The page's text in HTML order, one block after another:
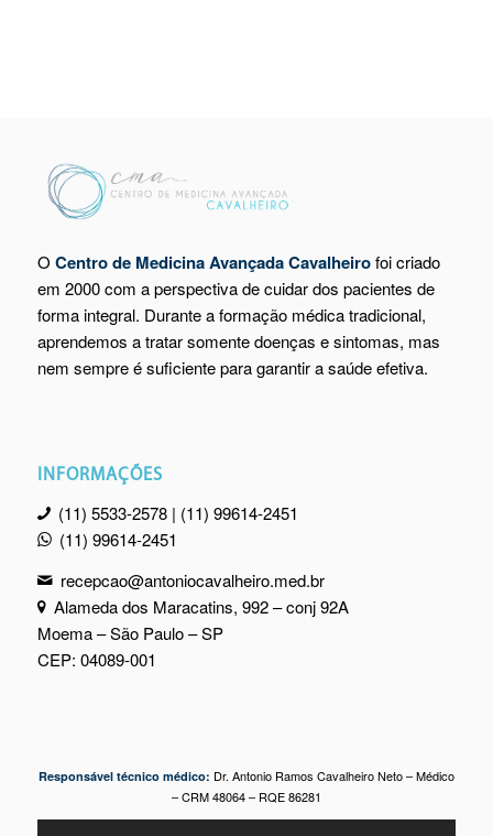
O Centro de Medicina Avançada Cavalheirofoi criado
em 2000 com a perspectiva de cuidar dos pacientes de
forma integral. Durante a formação médica tradicional,
aprendemos a tratar somente doenças e sintomas, mas
nem sempre é suficiente para garantir a saúde efetiva.
INFORMAÇÕES
(11) 5533-2578 | (11) 99614-2451
(11) 99614-2451
recepcao@antoniocavalheiro.med.br
Alameda dos Maracatins, 992 – conj 92A
Moema – São Paulo – SP
CEP: 04089-001
Responsável técnico médico: Dr. Antonio Ramos Cavalheiro Neto – Médico
– CRM 48064 – RQE 86281